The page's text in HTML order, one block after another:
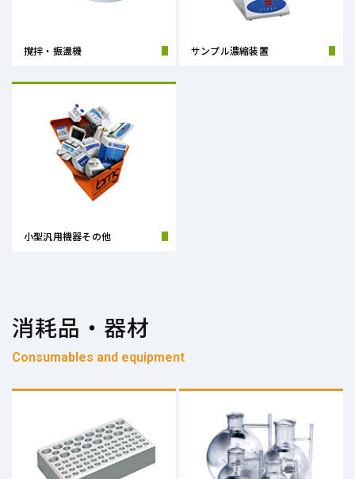
撹拌・振盪機 サンプル濃縮装置
小型汎用機器その他
消耗品・器材
Consumables and equipment